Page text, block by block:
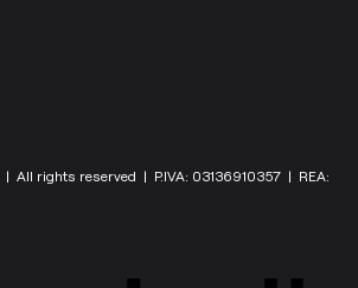
All rights reserved | P.IVA: 03136910357 | REA: